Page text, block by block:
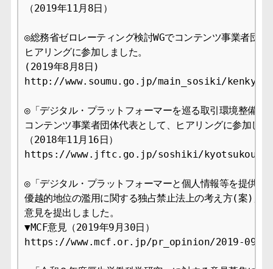
（2019年11月8日）
◎総務省ゼロレーティング検討WGでコンテンツ事業者団体
ヒアリングに参加しました。
(2019年8月8日)
http://www.soumu.go.jp/main_sosiki/kenkyu/
◎「デジタル・プラットフォーマーを巡る取引環境整備に
コンテンツ事業者団体代表として、ヒアリングに参加しま
（2018年11月16日）
https://www.jftc.go.jp/soshiki/
◎「デジタル・プラットフォーマーと個人情報等を提供す
優越的地位の濫用に関する独占禁止法上の考え方(案)」
意見を提出しました。
▼MCF意見（2019年9月30日）
https://www.mcf.or.jp/pr_opinion/2019-09